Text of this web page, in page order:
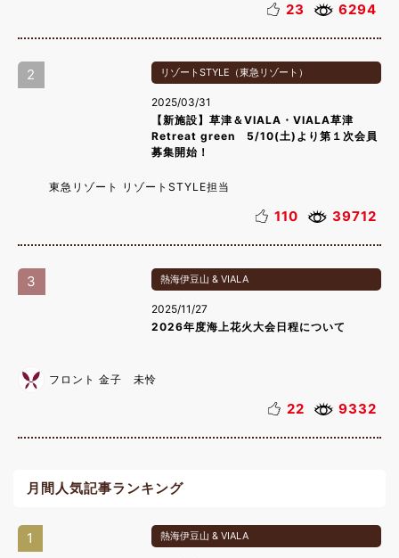
23 6294
2 リゾートSTYLE（東急リゾート）
2025/03/31
【新施設】草津＆VIALA・VIALA草津
Retreat green 5/10(土)より第１次会員
募集開始！
東急リゾート リゾートSTYLE担当
110 39712
3 熱海伊豆山 & VIALA
2025/11/27
2026年度海上花火大会日程について
フロント 金子 未怜
22 9332
月間人気記事ランキング
1 熱海伊豆山 & VIALA